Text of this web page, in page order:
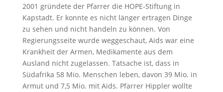
2001 gründete der Pfarrer die HOPE-Stiftung in
Kapstadt. Er konnte es nicht länger ertragen Dinge
zu sehen und nicht handeln zu können. Von
Regierungsseite wurde weggeschaut, Aids war eine
Krankheit der Armen, Medikamente aus dem
Ausland nicht zugelassen. Tatsache ist, dass in
Südafrika 58 Mio. Menschen leben, davon 39 Mio. in
Armut und 7,5 Mio. mit Aids. Pfarrer Hippler wollte